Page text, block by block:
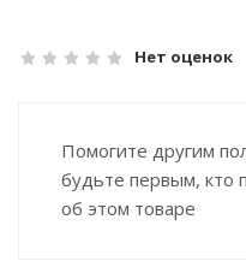
Нет оценок
Помогите другим
будьте первым, кто
об этом товаре